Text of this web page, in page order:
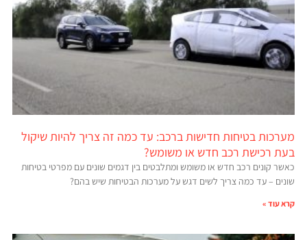
מערכות בטיחות חדישות ברכב: עד כמה זה צריך להיות שיקול
בעת רכישת רכב חדש או משומש?
כאשר קונים רכב חדש או משומש ומתלבטים בין דגמים שונים עם מפרטי בטיחות
שונים – עד כמה צריך לשים דגש על מערכות הבטיחות שיש בהם?
קרא עוד »